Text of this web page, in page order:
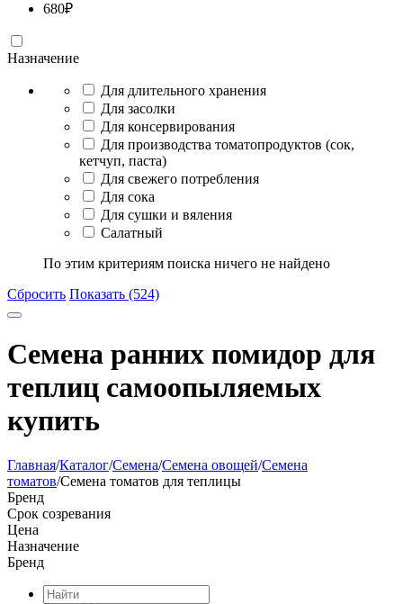
680₽
Назначение
Для длительного хранения
Для засолки
Для консервирования
Для производства томатопродуктов (сок,
кетчуп, паста)
Для свежего потребления
Для сока
Для сушки и вяления
Салатный
По этим критериям поиска ничего не найдено
Сбросить Показать (524)
Семена ранних помидор для
теплиц самоопыляемых
купить
Главная/Каталог/Семена/Семена овощей/Семена
томатов/Семена томатов для теплицы
Бренд
Срок созревания
Цена
Назначение
Бренд